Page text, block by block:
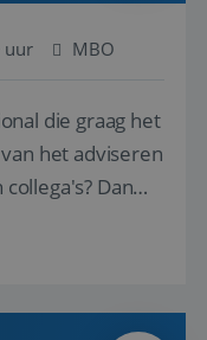
uur MBO
die graag het
het adviseren
Dan
zoeken